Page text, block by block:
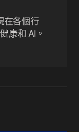
在各個行
康和 AI。